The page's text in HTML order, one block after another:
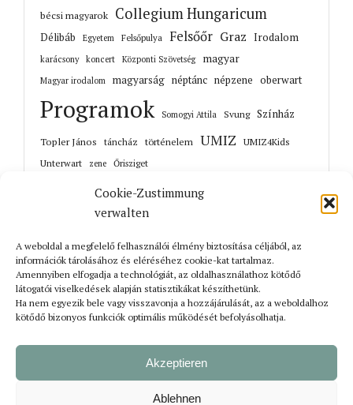
Cookie-Zustimmung
verwalten
A weboldal a megfelelő felhasználói élmény biztosítása céljából, az
információk tárolásához és eléréséhez cookie-kat tartalmaz.
Amennyiben elfogadja a technológiát, az oldalhasználathoz kötődő
látogatói viselkedések alapján statisztikákat készíthetünk.
Ha nem egyezik bele vagy visszavonja a hozzájárulását, az a weboldalhoz
kötődő bizonyos funkciók optimális működését befolyásolhatja.
Akzeptieren
Ablehnen
bécsi magyarok Collegium Hungaricum
Délibáb Egyetem Felsőpulya Felsőőr Graz Irodalom
karácsony koncert Központi Szövetség magyar
Magyar irodalom magyarság néptánc népzene oberwart
Programok Somogyi Attila Svung Színház
Topler János táncház történelem UMIZ
UMIZ4Kids
Unterwart
zene Őrisziget
Korábbi cikkek